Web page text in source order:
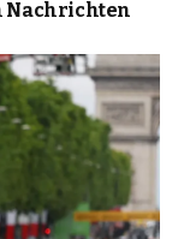
Nachrichten